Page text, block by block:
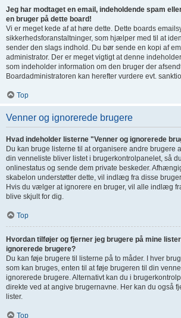
Jeg har modtaget en email, indeholdende spam
en bruger på dette board!
Vi er meget kede af at høre dette. Dette boards
sikkerhedsforanstaltninger, som hjælper med til at
sender den slags indhold. Du bør sende en kopi af
administrator. Der er meget vigtigt at denne
som indeholder information om den bruger der
Boardadministratoren kan herefter vurdere evt.
Top
Venner og ignorerede brugere
Hvad indeholder listerne "Venner og ignorerede
Du kan bruge listerne til at organisere andre brugere
din venneliste bliver listet i brugerkontrolpanelet, så
onlinestatus og sende dem private beskeder.
skabelon understøtter dette, vil indlæg fra disse
Hvis du vælger at ignorere en bruger, vil alle indlæg
blive skjult for dig.
Top
Hvordan tilføjer og fjerner jeg brugere på mine
ignorerede brugere?
Du kan føje brugere til listerne på to måder. I hver
som kan bruges, enten til at føje brugeren til din
ignorerede brugere. Alternativt kan du i
direkte ved at angive brugernavne. Her kan du også
lister.
Top